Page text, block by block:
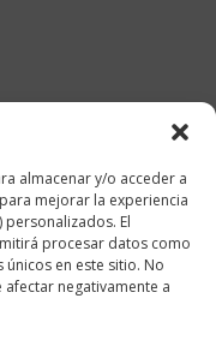
almacenar y/o acceder a
mejorar la experiencia
El
procesar datos como
en este sitio. No
negativamente a